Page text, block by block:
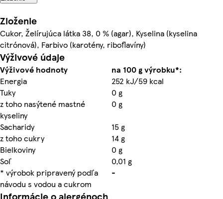
Zloženie
Cukor, Želírujúca látka 38, 0 % (agar), Kyselina (kyselina
citrónová), Farbivo (karotény, riboflavíny)
Výživové údaje
Výživové hodnoty
na 100 g výrobku*:
Energia
252 kJ/59 kcal
Tuky
0 g
z toho nasýtené mastné
kyseliny
0 g
Sacharidy
15 g
z toho cukry
14 g
Bielkoviny
0 g
Soľ
0,01 g
* výrobok pripravený podľa
návodu s vodou a cukrom
-
Informácie o alergénoch